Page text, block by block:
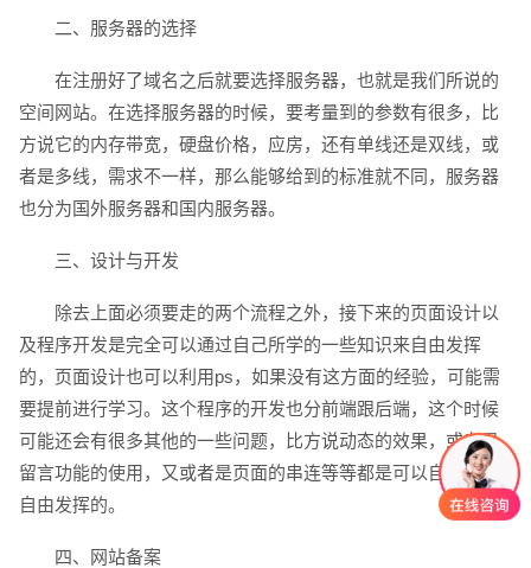
二、服务器的选择
在注册好了域名之后就要选择服务器，也就是我们所说的
空间网站。在选择服务器的时候，要考量到的参数有很多，比
方说它的内存带宽，硬盘价格，应房，还有单线还是双线，或
者是多线，需求不一样，那么能够给到的标准就不同，服务器
也分为国外服务器和国内服务器。
三、设计与开发
除去上面必须要走的两个流程之外，接下来的页面设计以
及程序开发是完全可以通过自己所学的一些知识来自由发挥
的，页面设计也可以利用ps，如果没有这方面的经验，可能需
要提前进行学习。这个程序的开发也分前端跟后端，这个时候
可能还会有很多其他的一些问题，比方说动态的效果，或者是
留言功能的使用，又或者是页面的串连等等都是可以自己进行
自由发挥的。
四、网站备案